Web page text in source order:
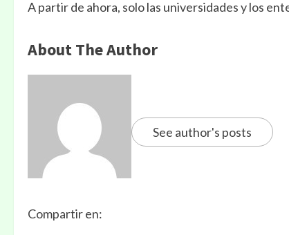
A partir de ahora, solo las universidades y los
About The Author
See author's posts
Compartir en: